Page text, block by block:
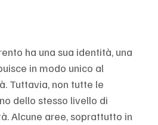
ha una sua identità, una
in modo unico al
Tuttavia, non tutte le
dello stesso livello di
Alcune aree, soprattutto in